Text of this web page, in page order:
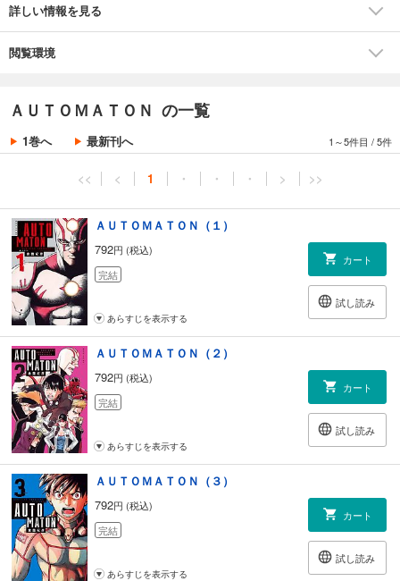
詳しい情報を見る
閲覧環境
ＡＵＴＯＭＡＴＯＮ の一覧
1巻へ 最新刊へ 1～5件目 /5件
<< < 1 ・ ・ ・ > >>
ＡＵＴＯＭＡＴＯＮ（１）
792円 (税込)
完結
カート
試し読み
あらすじを表示する
ＡＵＴＯＭＡＴＯＮ（２）
792円 (税込)
完結
カート
試し読み
あらすじを表示する
ＡＵＴＯＭＡＴＯＮ（３）
792円 (税込)
完結
カート
試し読み
あらすじを表示する